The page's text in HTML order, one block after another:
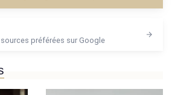
préférées sur Google